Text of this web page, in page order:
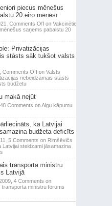
piecus mēnešus
20 eiro mēnesī
Comments Offon Vakcinētie
saņems pabalstu 20
Privatizācijas
stāsts sāk tukšot valsts
Comments Offon Valsts
nebeidzamais stāsts
budžetu
makā nejūt
48 Comments on Algu kāpumu
ka Latvijai
budžeta deficīts
5 Comments on Rimšēvičs
Latvijai steidzami jāsamazina
transporta ministru
Latvijā
4 Comments on
transporta ministru forums